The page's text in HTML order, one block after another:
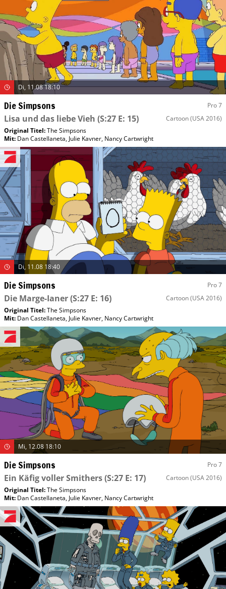
Di, 11.08 18:10
Die Simpsons Pro 7
Lisa und das liebe Vieh (S:27 E: 15) Cartoon(USA 2016)
Original Titel:The Simpsons
Mit: Dan Castellaneta, Julie Kavner, Nancy Cartwright
Di, 11.08 18:40
Die Simpsons Pro 7
Die Marge-Ianer(S:27 E: 16) Cartoon(USA 2016)
Original Titel:The Simpsons
Mit: Dan Castellaneta, Julie Kavner, Nancy Cartwright
Mi, 12.08 18:10
Die Simpsons Pro 7
Ein Käfig voller Smithers(S:27 E: 17) Cartoon(USA 2016)
Original Titel:The Simpsons
Mit: Dan Castellaneta, Julie Kavner, Nancy Cartwright